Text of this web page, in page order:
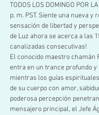
TODOS LOS DOMINGO POR
p. m. PST. Siente una nueva y
sensación de libertad y
de Luz ahora se acerca a las
canalizadas consecutivas!
El conocido maestro chamán
entra en un trance profundo y
mientras los guías
de su cuerpo con amor,
poderosa percepción
mensajero principal, el Jefe